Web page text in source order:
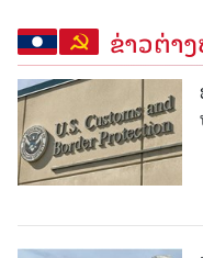
ຂ່າວຕ່າ